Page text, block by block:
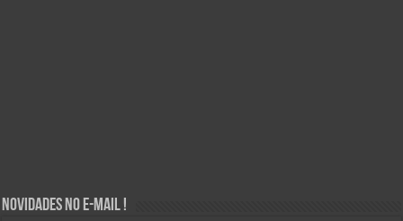
Novidades no E-mail !